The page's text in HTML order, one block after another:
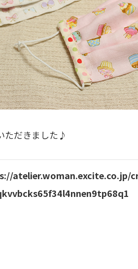
ただきました♪
atelier.woman.excite.co.jp/